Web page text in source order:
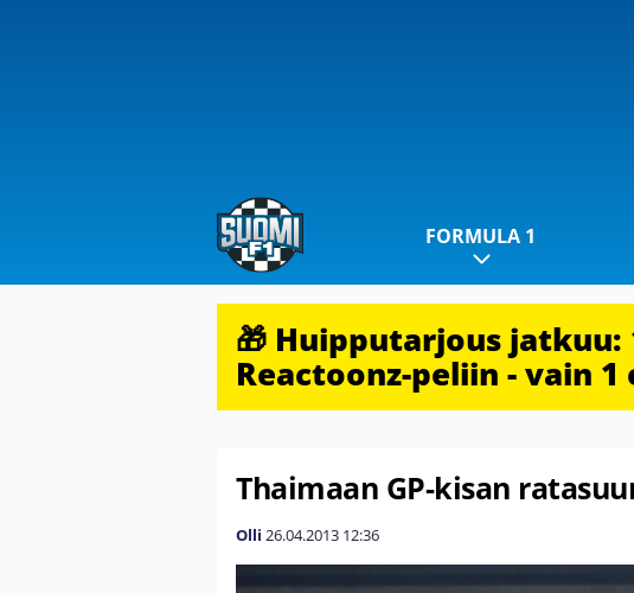
FORMULA 1
🎁 Huipputarjous
Reactoonz-peliin - vain 1
Thaimaan GP-kisan
Olli 26.04.2013 12:36